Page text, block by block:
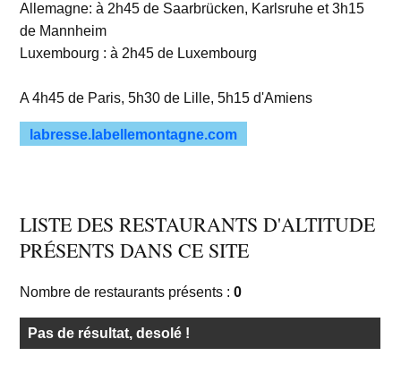
Allemagne: à 2h45 de Saarbrücken, Karlsruhe et 3h15
de Mannheim
Luxembourg : à 2h45 de Luxembourg
A 4h45 de Paris, 5h30 de Lille, 5h15 d'Amiens
labresse.labellemontagne.com
LISTE DES RESTAURANTS D'ALTITUDE
PRÉSENTS DANS CE SITE
Nombre de restaurants présents :0
Pas de résultat, desolé !